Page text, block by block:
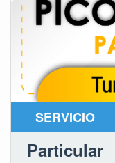
SERVICIO
Particular